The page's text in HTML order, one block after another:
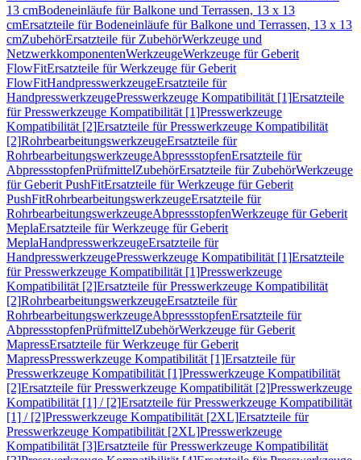
13 cmBodeneinläufe für Balkone und Terrassen, 13 x 13
cmErsatzteile für Bodeneinläufe für Balkone und Terrassen, 13 x 13
cmZubehörErsatzteile für ZubehörWerkzeuge und
NetzwerkkomponentenWerkzeugeWerkzeuge für Geberit
FlowFitErsatzteile für Werkzeuge für Geberit
FlowFitHandpresswerkzeugeErsatzteile für
HandpresswerkzeugePresswerkzeuge Kompatibilität [1]Ersatzteile
für Presswerkzeuge Kompatibilität [1]Presswerkzeuge
Kompatibilität [2]Ersatzteile für Presswerkzeuge Kompatibilität
[2]RohrbearbeitungswerkzeugeErsatzteile für
RohrbearbeitungswerkzeugeAbpressstopfenErsatzteile für
AbpressstopfenPrüfmittelZubehörErsatzteile für ZubehörWerkzeuge
für Geberit PushFitErsatzteile für Werkzeuge für Geberit
PushFitRohrbearbeitungswerkzeugeErsatzteile für
RohrbearbeitungswerkzeugeAbpressstopfenWerkzeuge für Geberit
MeplaErsatzteile für Werkzeuge für Geberit
MeplaHandpresswerkzeugeErsatzteile für
HandpresswerkzeugePresswerkzeuge Kompatibilität [1]Ersatzteile
für Presswerkzeuge Kompatibilität [1]Presswerkzeuge
Kompatibilität [2]Ersatzteile für Presswerkzeuge Kompatibilität
[2]RohrbearbeitungswerkzeugeErsatzteile für
RohrbearbeitungswerkzeugeAbpressstopfenErsatzteile für
AbpressstopfenPrüfmittelZubehörWerkzeuge für Geberit
MapressErsatzteile für Werkzeuge für Geberit
MapressPresswerkzeuge Kompatibilität [1]Ersatzteile für
Presswerkzeuge Kompatibilität [1]Presswerkzeuge Kompatibilität
[2]Ersatzteile für Presswerkzeuge Kompatibilität [2]Presswerkzeuge
Kompatibilität [1] / [2]Ersatzteile für Presswerkzeuge Kompatibilität
[1] / [2]Presswerkzeuge Kompatibilität [2XL]Ersatzteile für
Presswerkzeuge Kompatibilität [2XL]Presswerkzeuge
Kompatibilität [3]Ersatzteile für Presswerkzeuge Kompatibilität